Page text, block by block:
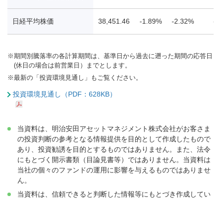
日経平均株価 38,451.46 -1.89% -2.32% -
※期間別騰落率の各計算期間は、基準日から過去に遡った期間の応答日
(休日の場合は前営業日）までとします。
※最新の「投資環境見通し」もご覧ください。
投資環境見通し（PDF：628KB）
当資料は、明治安田アセットマネジメント株式会社がお客さま
の投資判断の参考となる情報提供を目的として作成したもので
あり、投資勧誘を目的とするものではありません。また、法令
にもとづく開示書類（目論見書等）ではありません。当資料は
当社の個々のファンドの運用に影響を与えるものではありませ
ん。
当資料は、信頼できると判断した情報等にもとづき作成してい